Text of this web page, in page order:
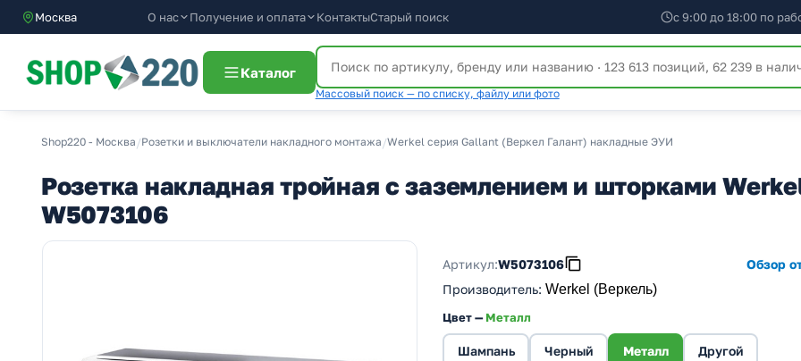
Москва О нас Получение и оплата КонтактыСтарый поиск с 9:00 до 18:00 по
Каталог
Массовый поиск — по списку, файлу или фото
Shop220 - Москва /Розетки и выключатели накладного монтажа /Werkel серия Gallant (Веркел Галант) накладные ЭУИ
Розетка накладная тройная с заземлением и шторками
W5073106
Артикул:W5073106
Обзор
Производитель: Werkel (Веркель)
Цвет —Металл
Шампань Черный Металл Другой